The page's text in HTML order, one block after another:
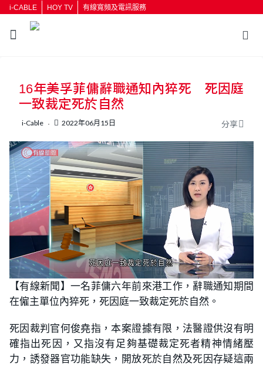
i-CABLE HOY TV 有線寬頻及電訊服務
按輸入鍵開始搜尋
16年美孚菲傭辭職通知內猝死 死因庭
一致裁定死於自然
i-Cable 2022年06月15日 分享
U
n
m
t
e
L
o
a
d
e
d
0
0
.
0
%
【有線新聞】一名菲傭六年前來港工作，辭職通知期間
在僱主單位內猝死，死因庭一致裁定死於自然。
死因裁判官何俊堯指，本案證據有限，法醫證供沒有明
確指出死因，又指沒有足夠基礎裁定死者精神情緒壓
力，誘發器官功能缺失，開放死於自然及死因存疑這兩